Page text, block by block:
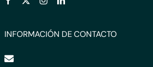
INFORMACIÓN DE CONTACTO